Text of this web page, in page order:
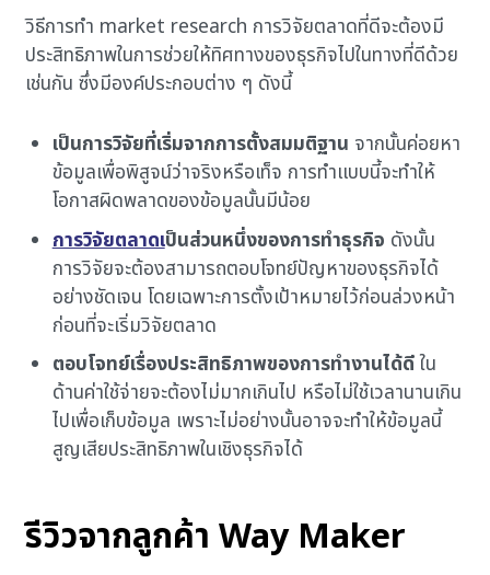
วิธีการทำ market research การวิจัยตลาดที่ดีจะต้องมี
ประสิทธิภาพในการช่วยให้ทิศทางของธุรกิจไปในทางที่ดีด้วย
เช่นกัน ซึ่งมีองค์ประกอบต่าง ๆ ดังนี้
เป็นการวิจัยที่เริ่มจากการตั้งสมมติฐาน จากนั้นค่อยหา
ข้อมูลเพื่อพิสูจน์ว่าจริงหรือเท็จ การทำแบบนี้จะทำให้
โอกาสผิดพลาดของข้อมูลนั้นมีน้อย
การวิจัยตลาดเป็นส่วนหนึ่งของการทำธุรกิจ ดังนั้น
การวิจัยจะต้องสามารถตอบโจทย์ปัญหาของธุรกิจได้
อย่างชัดเจน โดยเฉพาะการตั้งเป้าหมายไว้ก่อนล่วงหน้า
ก่อนที่จะเริ่มวิจัยตลาด
ตอบโจทย์เรื่องประสิทธิภาพของการทำงานได้ดีใน
ด้านค่าใช้จ่ายจะต้องไม่มากเกินไป หรือไม่ใช้เวลานานเกิน
ไปเพื่อเก็บข้อมูล เพราะไม่อย่างนั้นอาจจะทำให้ข้อมูลนี้
สูญเสียประสิทธิภาพในเชิงธุรกิจได้
รีวิวจากลูกค้า Way Maker